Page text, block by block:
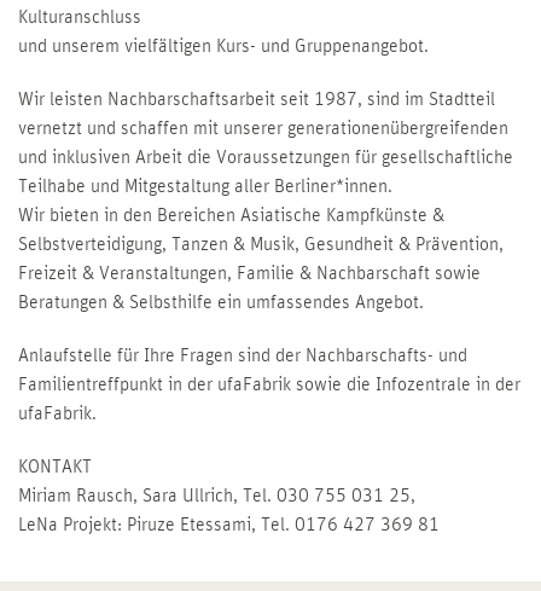
Kulturanschluss
und unserem vielfältigen Kurs- und Gruppenangebot.
Wir leisten Nachbarschaftsarbeit seit 1987, sind im Stadtteil
vernetzt und schaffen mit unserer generationenübergreifenden
und inklusiven Arbeit die Voraussetzungen für gesellschaftliche
Teilhabe und Mitgestaltung aller Berliner*innen.
Wir bieten in den Bereichen Asiatische Kampfkünste &
Selbstverteidigung, Tanzen & Musik, Gesundheit & Prävention,
Freizeit & Veranstaltungen, Familie & Nachbarschaft sowie
Beratungen & Selbsthilfe ein umfassendes Angebot.
Anlaufstelle für Ihre Fragen sind der Nachbarschafts- und
Familientreffpunkt in der ufaFabrik sowie die Infozentrale in der
ufaFabrik.
KONTAKT
Miriam Rausch, Sara Ullrich, Tel. 030 755 031 25,
LeNa Projekt: Piruze Etessami, Tel. 0176 427 369 81